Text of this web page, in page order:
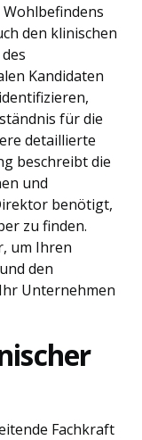
den klinischen
Kandidaten
für die
detaillierte
beschreibt die
und
benötigt,
zu finden.
um Ihren
den
Unternehmen
Fachkraft